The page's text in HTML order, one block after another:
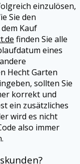
einzulösen,
Sie den
Kauf
finden Sie alle
eines
Hecht Garten
sollten Sie
korrekt und
ein zusätzliches
wird es nicht
also immer